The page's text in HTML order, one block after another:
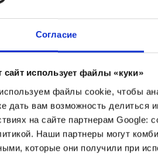
Согласие
сайт использует файлы «куки»
файлы cookie, чтобы
дать вам возможность
на сайте партнерам
Наши партнеры могут
которые они получили при
воздействия. Подчеркивает
его с течением времени.